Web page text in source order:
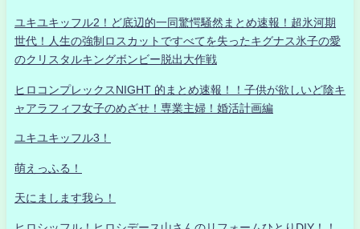
ユキユキッフル2！ど底辺的一同驚愕騒然まとめ速報！超氷河期
世代！人生の強制ロスカットですべてを失ったキグナス氷子の愛
のクリスタルキングボンビー脱出大作戦
ヒロコンプレックスNIGHT 的まとめ速報！！子供が欲しいど陰キ
ャアラフィフ女子のめざせ！専業主婦！婚活計画編
ユキユキッフル3！
萌えっふる！
天にまします我ら！